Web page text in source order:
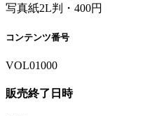
写真紙2L判・400円
コンテンツ番号
VOL01000
販売終了日時